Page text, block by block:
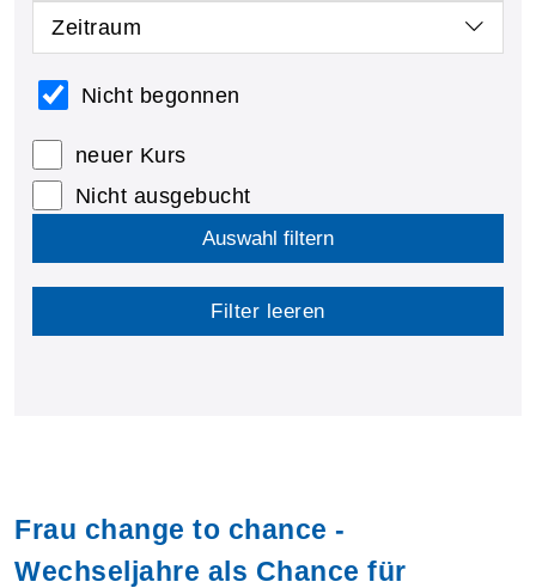
Zeitraum
Nicht begonnen
neuer Kurs
Nicht ausgebucht
Auswahl filtern
Filter leeren
Frau change to chance -
Wechseljahre als Chance für